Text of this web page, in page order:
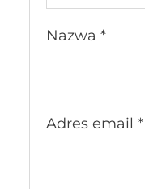
Nazwa *
Adres email *